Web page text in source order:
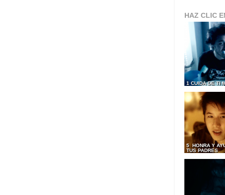
HAZ CLIC
1 CUIDA DE TI
5 HONRA Y
TUS PADRES